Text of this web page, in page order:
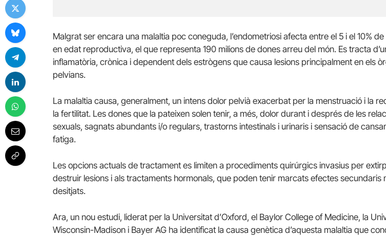
Malgrat ser encara una malaltia poc coneguda, l’endometriosi afecta entre el 5 i el 10%
en edat reproductiva, el que representa 190 milions de dones arreu del món. Es tracta
inflamatòria, crònica i dependent dels estrògens que causa lesions principalment en els
pelvians.
La malaltia causa, generalment, un intens dolor pelvià exacerbat per la menstruació i la
la fertilitat. Les dones que la pateixen solen tenir, a més, dolor durant i després de les
sexuals, sagnats abundants i/o regulars, trastorns intestinals i urinaris i sensació de
fatiga.
Les opcions actuals de tractament es limiten a procediments quirúrgics invasius per
destruir lesions i als tractaments hormonals, que poden tenir marcats efectes secundaris
desitjats.
Ara, un nou estudi, liderat per la Universitat d’Oxford, el Baylor College of Medicine, la
Wisconsin-Madison i Bayer AG ha identificat la causa genètica d’aquesta malaltia que